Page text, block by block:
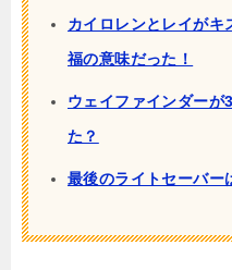
カイロレンとレイがキ
福の意味だった！
ウェイファインダーが
た？
最後のライトセーバー